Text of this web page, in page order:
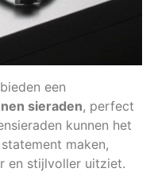
een
sieraden, perfect
kunnen het
maken,
en stijlvoller uitziet.